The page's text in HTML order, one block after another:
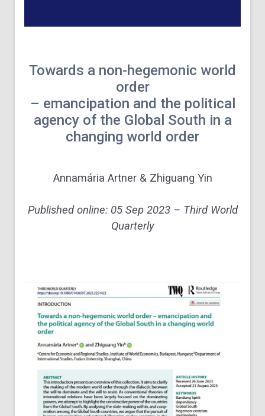
Towards a non-hegemonic world
order
– emancipation and the political
agency of the Global South in a
changing world order
Annamária Artner& Zhiguang Yin
Published online: 05 Sep 2023 – Third World
Quarterly